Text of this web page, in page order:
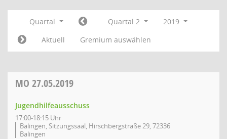
Quartal Quartal 2
2019
Aktuell
Gremium auswählen
MO 27.05.2019
Jugendhilfeausschuss
17:00-18:15 Uhr
Balingen, Sitzungssaal, Hirschbergstraße 29, 72336
Balingen